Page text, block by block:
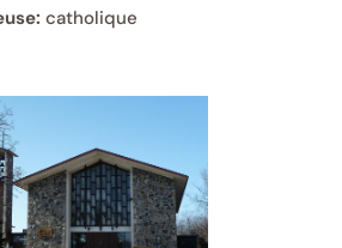
catholique